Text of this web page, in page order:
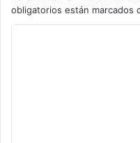
obligatorios están marcados